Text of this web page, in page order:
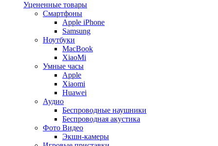
Уцененные товары
Cмартфоны
Apple iPhone
Samsung
Ноутбуки
MacBook
XiaoMi
Умные часы
Apple
Xiaomi
Huawei
Аудио
Беспроводные наушники
Беспроводная акустика
Фото Видео
Экшн-камеры